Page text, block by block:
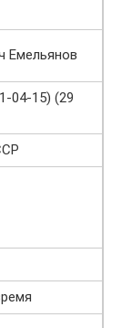
Емельянов
04-15) (29